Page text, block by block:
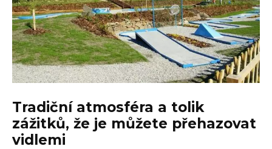
Tradiční atmosféra a tolik
zážitků, že je můžete přehazovat
vidlemi